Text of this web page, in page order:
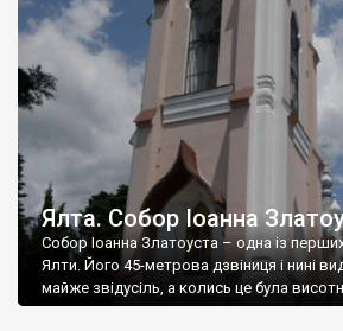
Ялта. Собор Іоанна
Собор Іоанна Златоуста – одна із
Ялти. Його 45-метрова дзвіниця і нині
майже звідусіль, а колись це була